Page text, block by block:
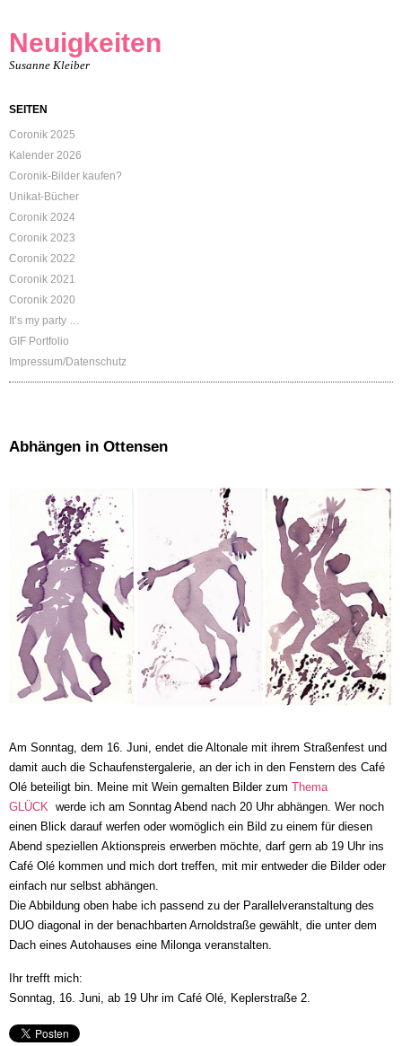
Neuigkeiten
Susanne Kleiber
SEITEN
Coronik 2025
Kalender 2026
Coronik-Bilder kaufen?
Unikat-Bücher
Coronik 2024
Coronik 2023
Coronik 2022
Coronik 2021
Coronik 2020
It’s my party …
GIF Portfolio
Impressum/Datenschutz
Abhängen in Ottensen
Am Sonntag, dem 16. Juni, endet die Altonale mit ihrem Straßenfest und
damit auch die Schaufenstergalerie, an der ich in den Fenstern des Café
Olé beteiligt bin. Meine mit Wein gemalten Bilder zum Thema
GLÜCK werde ich am Sonntag Abend nach 20 Uhr abhängen. Wer noch
einen Blick darauf werfen oder womöglich ein Bild zu einem für diesen
Abend speziellen Aktionspreis erwerben möchte, darf gern ab 19 Uhr ins
Café Olé kommen und mich dort treffen, mit mir entweder die Bilder oder
einfach nur selbst abhängen.
Die Abbildung oben habe ich passend zu der Parallelveranstaltung des
DUO diagonal in der benachbarten Arnoldstraße gewählt, die unter dem
Dach eines Autohauses eine Milonga veranstalten.
Ihr trefft mich:
Sonntag, 16. Juni, ab 19 Uhr im Café Olé, Keplerstraße 2.